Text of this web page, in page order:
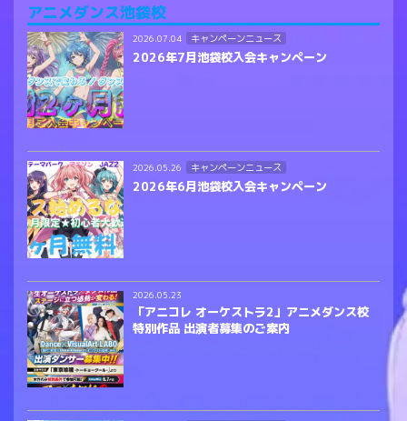
アニメダンス池袋校
2026.07.04 キャンペーンニュース
2026年7月池袋校入会キャンペーン
2026.05.26 キャンペーンニュース
2026年6月池袋校入会キャンペーン
2026.05.23
「アニコレ オーケストラ2」アニメダンス校
特別作品 出演者募集のご案内